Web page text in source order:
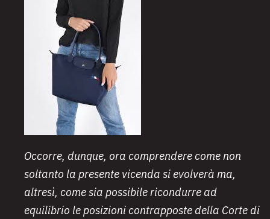
Occorre, dunque, ora comprendere come non
soltanto la presente vicenda si evolverà ma,
altresì, come sia possibile ricondurre ad
equilibrio le posizioni contrapposte della Corte di